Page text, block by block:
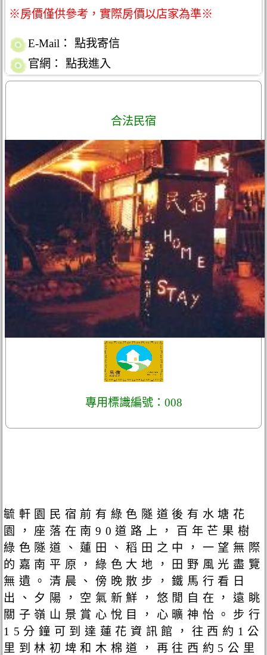
※房價僅供參考，實際房價以店家為準※
E-Mail：
點我寄信
官網：
點我進入
合法民宿
專用標識編號：008
毓軒園民宿前有綠色隧道後有水塘花
園，座落在南90道路上，百年芒果樹
綠色隧道、蓮田、稻田之中，一望無際
的嘉南平原，綠色大地，田野風光盡覽
無遺。清晨、傍晚散步，鐵馬行看日
出、夕陽，空氣新鮮，悠閒自在，遠眺
關子嶺山景賞心悅目，心曠神怡。步行
15分鐘可到達蓮花資訊館，往西約1公
里到林初埤和木棉道，再往西約5公里